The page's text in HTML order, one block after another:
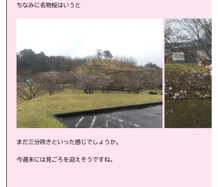
ちなみに名物桜はいうと
まだ三分咲きといった感じでしょうか。
今週末には見ごろを迎えそうですね。